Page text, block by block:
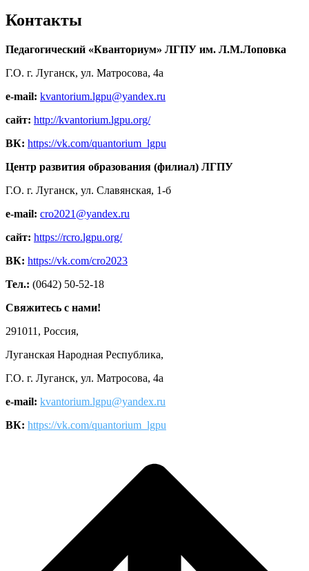
Контакты
Педагогический «Кванториум» ЛГПУ им. Л.М.Лоповка
Г.О. г. Луганск, ул. Матросова, 4а
e-mail: kvantorium.lgpu@yandex.ru
сайт: http://kvantorium.lgpu.org/
ВК: https://vk.com/quantorium_lgpu
Центр развития образования (филиал) ЛГПУ
Г.О. г. Луганск, ул. Славянская, 1-б
e-mail: cro2021@yandex.ru
сайт: https://rcro.lgpu.org/
ВК: https://vk.com/cro2023
Тел.: (0642) 50-52-18
Свяжитесь с нами!
291011, Россия,
Луганская Народная Республика,
Г.О. г. Луганск, ул. Матросова, 4а
e-mail: kvantorium.lgpu@yandex.ru
ВК: https://vk.com/quantorium_lgpu